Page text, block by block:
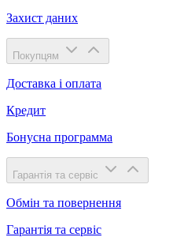
Захист даних
Покупцям
Доставка і оплата
Кредит
Бонусна программа
Гарантія та сервіс
Обмін та повернення
Гарантія та сервіс